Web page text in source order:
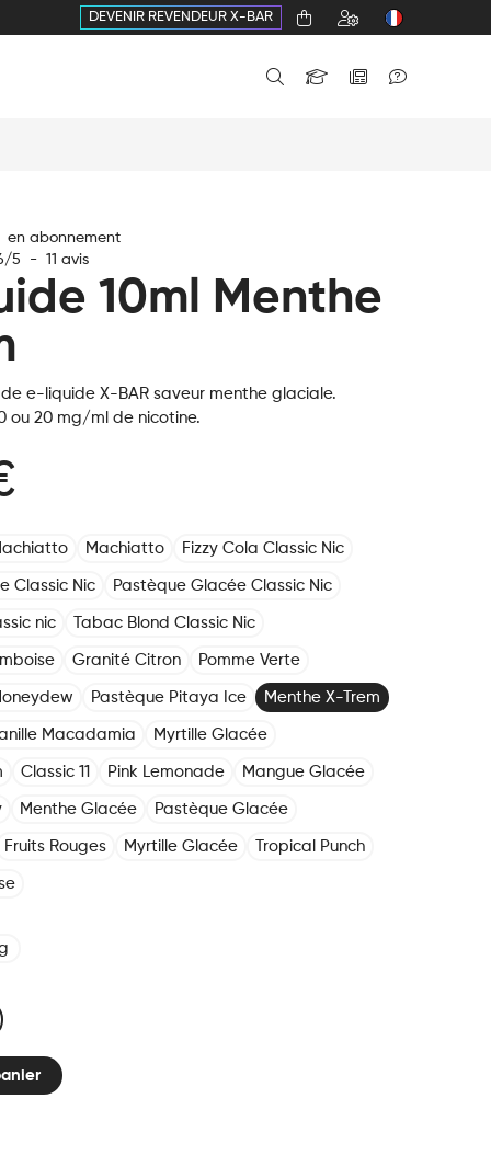
DEVENIR REVENDEUR X-BAR
abonnement
/5 - 11 avis
10ml Menthe
de e-liquide X-BAR saveur menthe glaciale.
ou 20 mg/ml de nicotine.
Machiatto Fizzy Cola Classic Nic
Classic Nic Pastèque Glacée Classic Nic
nic Tabac Blond Classic Nic
Granité Citron Pomme Verte
Pastèque Pitaya Ice Menthe X-Trem
Macadamia Myrtille Glacée
Classic 11 Pink Lemonade Mangue Glacée
Menthe Glacée Pastèque Glacée
Fruits Rouges Myrtille Glacée Tropical Punch